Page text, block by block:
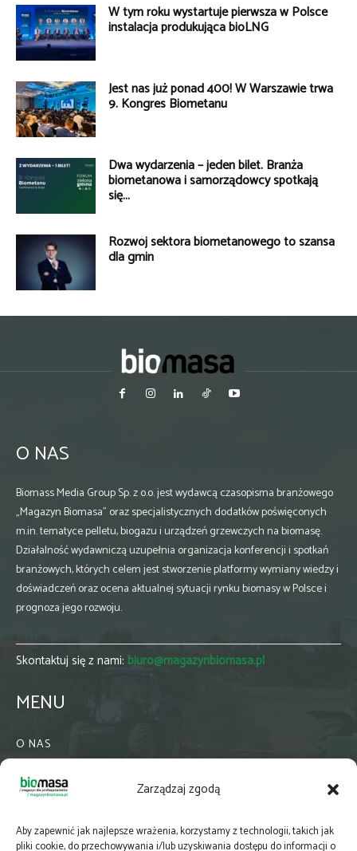
Zarządzaj zgodą
Aby zapewnić jak najlepsze wrażenia, korzystamy z technologii, takich jak
pliki cookie, do przechowywania i/lub uzyskiwania dostępu do informacji o
W tym roku wystartuje pierwsza w Polsce
instalacja produkująca bioLNG
Jest nas już ponad 400! W Warszawie trwa
9. Kongres Biometanu
Dwa wydarzenia – jeden bilet. Branża
biometanowa i samorządowcy spotkają
się...
Rozwój sektora biometanowego to szansa
dla gmin
O NAS
Biomass Media Group Sp. z o.o. jest wydawcą czasopisma branżowego
„Magazyn Biomasa” oraz specjalistycznych dodatków poświęconych
m.in. tematyce pelletu, biogazu i urządzeń grzewczych na biomasę.
Działalność wydawniczą uzupełnia organizacja konferencji i spotkań
branżowych, których celem jest stworzenie platformy wymiany wiedzy i
doświadczeń oraz ocena aktualnej sytuacji rynku biomasy w Polsce i
prognoza jego rozwoju.
Skontaktuj się z nami: biuro@magazynbiomasa.pl
MENU
O NAS
WSPÓŁPRACA
PRENUMERATA